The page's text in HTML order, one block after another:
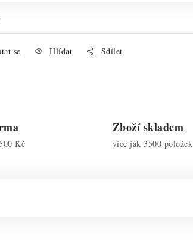
se Hlídat Sdílet
Kč
Zboží skladem
více jak 3500 položek